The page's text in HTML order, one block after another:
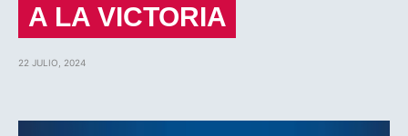
A LA VICTORIA
22 JULIO, 2024